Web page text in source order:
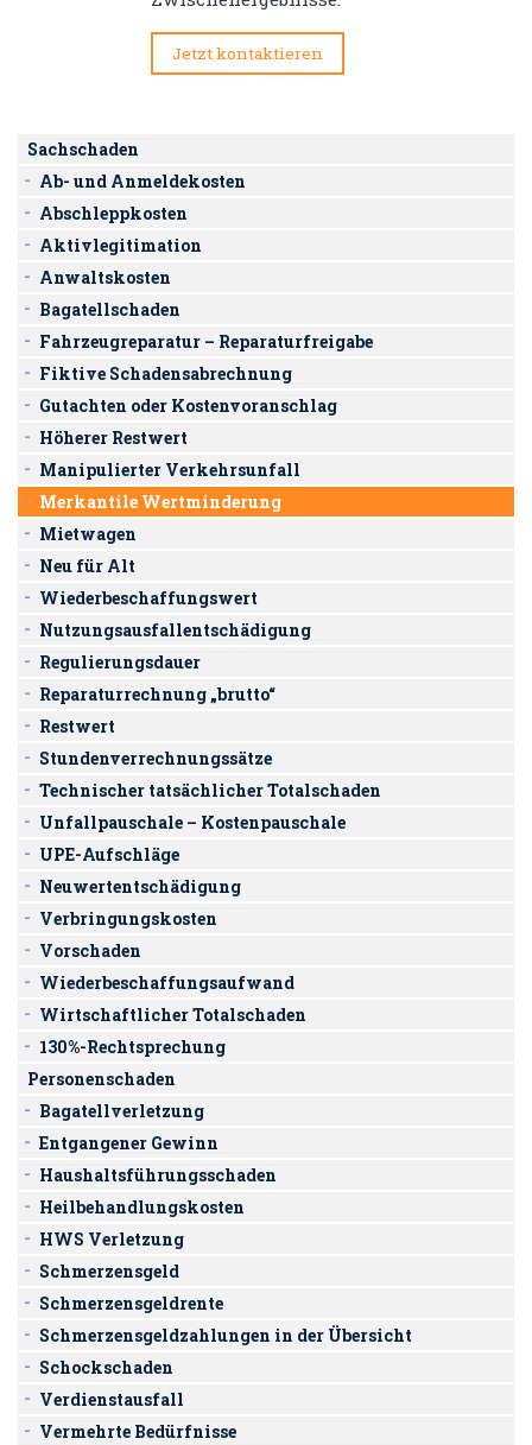
Jetzt kontaktieren
Sachschaden
Ab- und Anmeldekosten
Abschleppkosten
Aktivlegitimation
Anwaltskosten
Bagatellschaden
Fahrzeugreparatur – Reparaturfreigabe
Fiktive Schadensabrechnung
Gutachten oder Kostenvoranschlag
Höherer Restwert
Manipulierter Verkehrsunfall
Merkantile Wertminderung
Mietwagen
Neu für Alt
Wiederbeschaffungswert
Nutzungsausfallentschädigung
Regulierungsdauer
Reparaturrechnung „brutto“
Restwert
Stundenverrechnungssätze
Technischer tatsächlicher Totalschaden
Unfallpauschale – Kostenpauschale
UPE-Aufschläge
Neuwertentschädigung
Verbringungskosten
Vorschaden
Wiederbeschaffungsaufwand
Wirtschaftlicher Totalschaden
130%-Rechtsprechung
Personenschaden
Bagatellverletzung
Entgangener Gewinn
Haushaltsführungsschaden
Heilbehandlungskosten
HWS Verletzung
Schmerzensgeld
Schmerzensgeldrente
Schmerzensgeldzahlungen in der Übersicht
Schockschaden
Verdienstausfall
Vermehrte Bedürfnisse